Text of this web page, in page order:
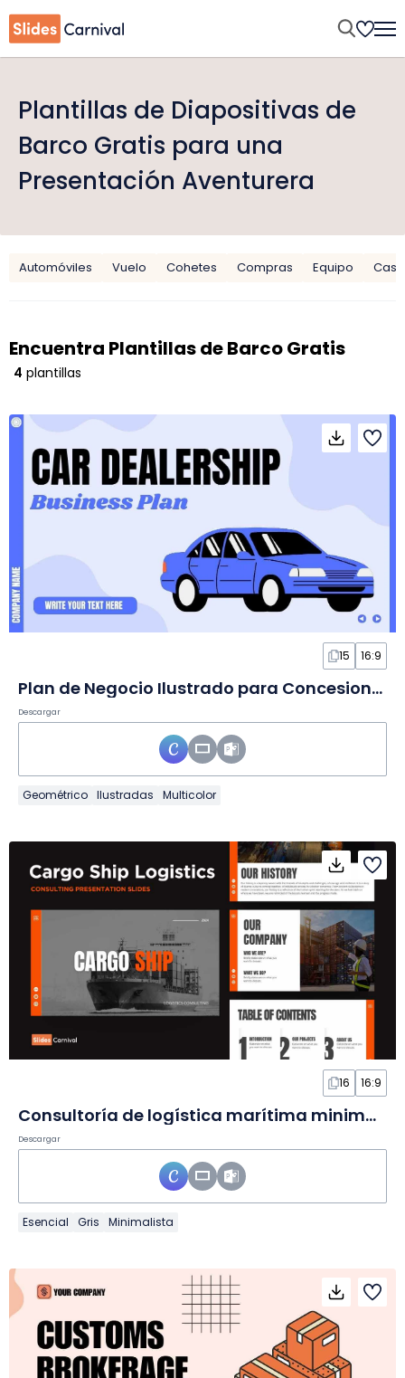
Plantillas de Diapositivas de
Barco Gratis para una
Presentación Aventurera
Automóviles Vuelo Cohetes Compras Equipo
Encuentra Plantillas de Barco Gratis
4 plantillas
15 16:9
Plan de Negocio Ilustrado para Concesionario en Diapositivas
Descargar
Geométrico Ilustradas Multicolor
16 16:9
Consultoría de logística marítima minimalista moderna en Diapositivas
Descargar
Esencial Gris Minimalista